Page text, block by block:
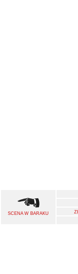
SCENA W BARAKU